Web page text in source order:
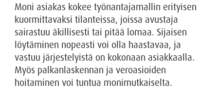
Moni asiakas kokee työnantajamallin erityisen
kuormittavaksi tilanteissa, joissa avustaja
sairastuu äkillisesti tai pitää lomaa. Sijaisen
löytäminen nopeasti voi olla haastavaa, ja
vastuu järjestelyistä on kokonaan asiakkaalla.
Myös palkanlaskennan ja veroasioiden
hoitaminen voi tuntua monimutkaiselta.